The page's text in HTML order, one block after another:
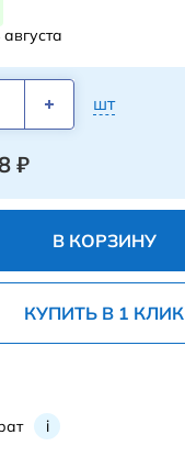
шт
₽
В КОРЗИНУ
КУПИТЬ В 1 КЛИК
i